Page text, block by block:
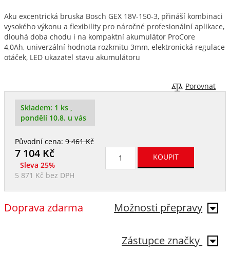
Aku excentrická bruska Bosch GEX 18V-150-3, přináší kombinaci
vysokého výkonu a flexibility pro náročné profesionální aplikace,
dlouhá doba chodu i na kompaktní akumulátor ProCore
4,0Ah, univerzální hodnota rozkmitu 3mm, elektronická regulace
otáček, LED ukazatel stavu akumulátoru
Porovnat
Skladem: 1 ks ,
pondělí 10.8. u vás
Původní cena:9 461 Kč
7 104Kč
Sleva 25%
5 871 Kč bez DPH
Možnosti přepravy
Doprava zdarma
Zástupce značky